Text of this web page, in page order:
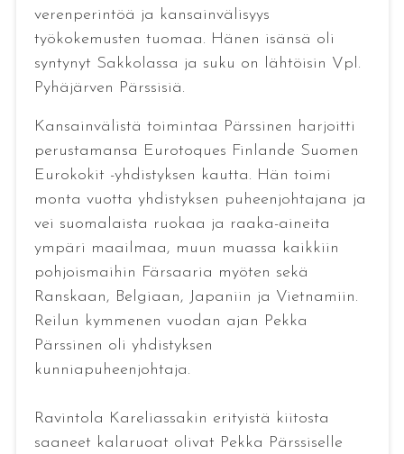
verenperintöä ja kansainvälisyys
työkokemusten tuomaa. Hänen isänsä oli
syntynyt Sakkolassa ja suku on lähtöisin Vpl.
Pyhäjärven Pärssisiä.
Kansainvälistä toimintaa Pärssinen harjoitti
perustamansa Eurotoques Finlande Suomen
Eurokokit -yhdistyksen kautta. Hän toimi
monta vuotta yhdistyksen puheenjohtajana ja
vei suomalaista ruokaa ja raaka-aineita
ympäri maailmaa, muun muassa kaikkiin
pohjoismaihin Färsaaria myöten sekä
Ranskaan, Belgiaan, Japaniin ja Vietnamiin.
Reilun kymmenen vuodan ajan Pekka
Pärssinen oli yhdistyksen
kunniapuheenjohtaja.
Ravintola Kareliassakin erityistä kiitosta
saaneet kalaruoat olivat Pekka Pärssiselle